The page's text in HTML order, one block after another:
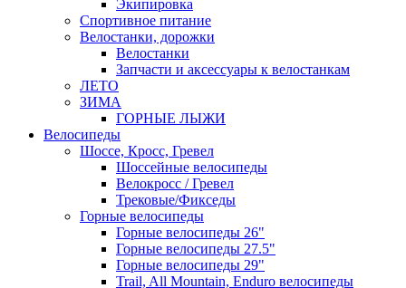
Экипировка
Спортивное питание
Велостанки, дорожки
Велостанки
Запчасти и аксессуары к велостанкам
ЛЕТО
ЗИМА
ГОРНЫЕ ЛЫЖИ
Велосипеды
Шоссе, Кросс, Гревел
Шоссейные велосипеды
Велокросс / Гревел
Трековые/Фикседы
Горные велосипеды
Горные велосипеды 26"
Горные велосипеды 27.5"
Горные велосипеды 29"
Trail, All Mountain, Enduro велосипеды